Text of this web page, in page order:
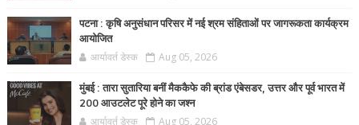
पटना : कृषि अनुसंधान परिसर में नई श्रम संहिताओं पर जागरूकता कार्यक्रम
आयोजित
आर्यावर्त डेस्क Aug 05, 2026
मुंबई : तारा सुतारिया बनीं मैककैफे की ब्रांड एंबेसडर, उत्तर और पूर्व भारत में
200 आउटलेट पूरे होने का जश्न
आर्यावर्त डेस्क Aug 05, 2026